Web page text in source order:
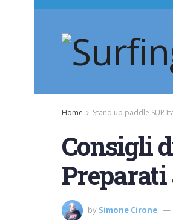
Home Stand up paddle SUP
Consigli
by Simone Cirone